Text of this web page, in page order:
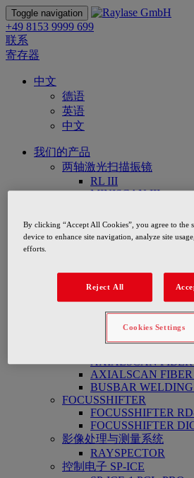
Toggle navigation
+49 8153 9999 699
联系
寄存器
中文
德语
英语
中文
我们的产品
两轴激光扫描振镜
RL III
MINISCAN III
SUPERSCAN IV
SUPERSCAN V
HIGH POWER
AM-MODULE
AXIALSCAN-20/-30
AXIALSCAN-30
AXIALSCAN FIBER
AXIALSCAN FIBER
AXIALSCAN FIBER
BUSBAR
FOCUSSHIFTER
FOCUSSHIFTER
FOCUSSHIFTER
影像处理与测量系统
RAYSPECTOR
控制电子 SP-ICE
By clicking “Accept All Cookies”, you agree to the
device to enhance site navigation, analyze site
efforts.
Reject All
Cookies Settings